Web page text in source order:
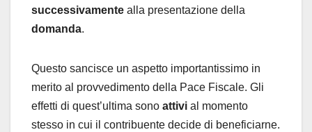
successivamente alla presentazione della
domanda.
Questo sancisce un aspetto importantissimo in
merito al provvedimento della Pace Fiscale. Gli
effetti di quest’ultima sono attivi al momento
stesso in cui il contribuente decide di beneficiarne.